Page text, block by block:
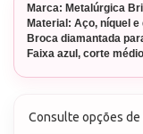
Marca: Metalúrgica
Material: Aço, níquel
Broca diamantada
Faixa azul, corte médio
Consulte opções de